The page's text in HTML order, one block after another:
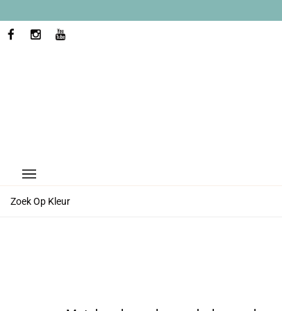
naar
inhoudFACEBOOKINSTAGRAM
YOUTUBE
Zoek Op Kleur